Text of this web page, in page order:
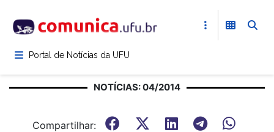
para
conteúdoPortal de Notícias da UFU
NOTÍCIAS: 04/2014
Compartilhar: